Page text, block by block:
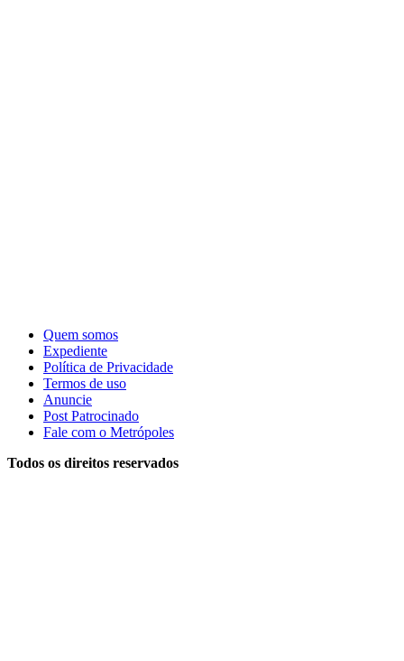
Quem somos
Expediente
Política de Privacidade
Termos de uso
Anuncie
Post Patrocinado
Fale com o Metrópoles
Todos os direitos reservados